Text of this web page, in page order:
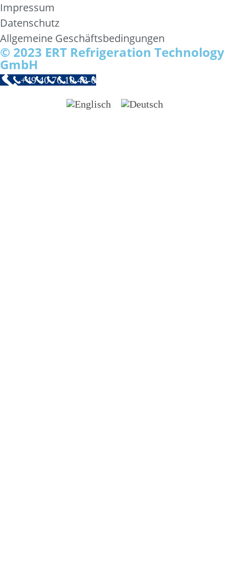
Impressum
Datenschutz
Allgemeine Geschäftsbedingungen
© 2023 ERT Refrigeration Technology
GmbH
+49 40 76 10 48-0